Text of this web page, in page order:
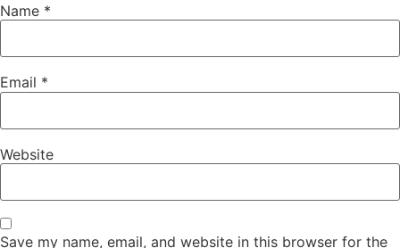
Name *
Email *
Website
Save my name, email, and website in this browser for the